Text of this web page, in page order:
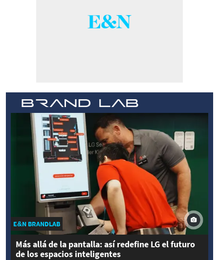
E&N BRANDLAB
Más allá de la pantalla: así redefine LG el futuro
de los espacios inteligentes